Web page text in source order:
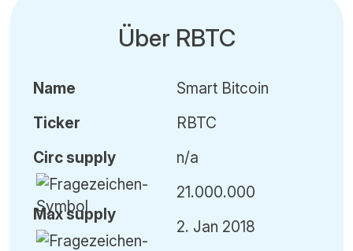
Über RBTC
Name
Ticker
Circ supply
Maxsupply
Smart Bitcoin
RBTC
n/a
21.000.000
2. Jan 2018